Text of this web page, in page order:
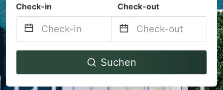
Check-in Check-out
Navigate
to
Navigate
to
Suchen